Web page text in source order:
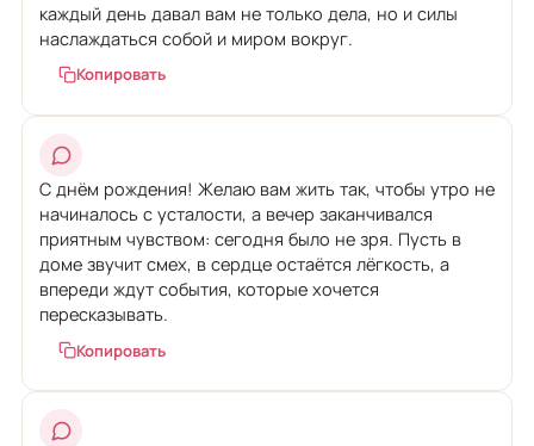
каждый день давал вам не только дела, но и силы
наслаждаться собой и миром вокруг.
Копировать
С днём рождения! Желаю вам жить так, чтобы утро не
начиналось с усталости, а вечер заканчивался
приятным чувством: сегодня было не зря. Пусть в
доме звучит смех, в сердце остаётся лёгкость, а
впереди ждут события, которые хочется
пересказывать.
Копировать